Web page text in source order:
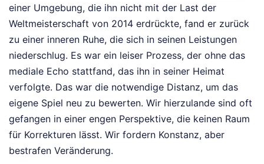
einer Umgebung, die ihn nicht mit der Last der
Weltmeisterschaft von 2014 erdrückte, fand er zurück
zu einer inneren Ruhe, die sich in seinen Leistungen
niederschlug. Es war ein leiser Prozess, der ohne das
mediale Echo stattfand, das ihn in seiner Heimat
verfolgte. Das war die notwendige Distanz, um das
eigene Spiel neu zu bewerten. Wir hierzulande sind oft
gefangen in einer engen Perspektive, die keinen Raum
für Korrekturen lässt. Wir fordern Konstanz, aber
bestrafen Veränderung.